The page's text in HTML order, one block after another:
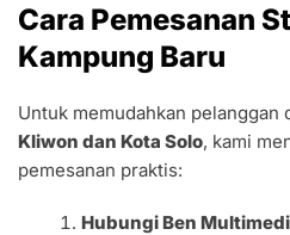
Cara Pemesanan
Kampung Baru
Untuk memudahkan pelanggan
Kliwon dan Kota Solo, kami
pemesanan praktis:
Hubungi Ben